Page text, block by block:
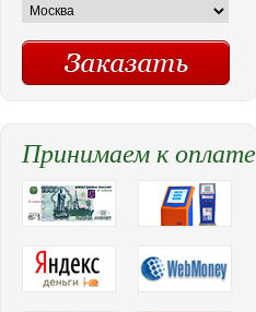
Принимаем к оплате